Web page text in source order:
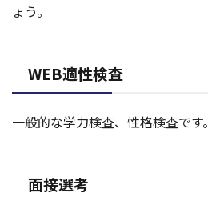
ょう。
WEB適性検査
一般的な学力検査、性格検査です。
面接選考